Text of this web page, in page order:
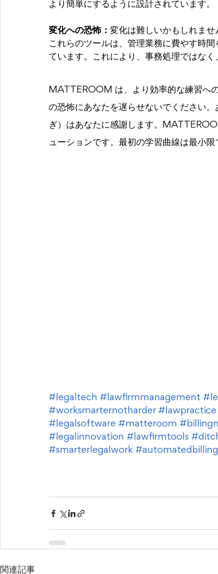
より簡単にするように設計されています。
変化への恐怖： 変化は難しいかもしれま
これらのツールは、管理業務に費やす時
ています。これにより、事務処理ではな
MATTEROOM は、より効率的な練習へ
の恐怖にあなたを遅らせないでください
ぎ）はあなたに感謝します。
ューションです。最初の学習曲線は最小
#legaltech #lawfirmmanagement
#worksmarternotharder #lawpractice
#legalsoftware #matteroom
#legalinnovation #lawfirmtools
#smarterlegalwork #automatedbilling
関連記事